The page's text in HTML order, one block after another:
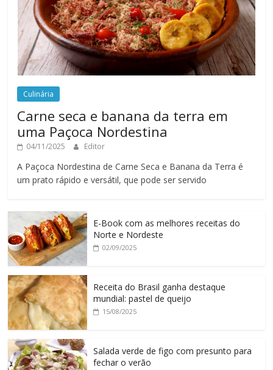
Culinária
Carne seca e banana da terra em
uma Paçoca Nordestina
04/11/2025 Editor
A Paçoca Nordestina de Carne Seca e Banana da Terra é
um prato rápido e versátil, que pode ser servido
E-Book com as melhores receitas do
Norte e Nordeste
02/09/2025
Receita do Brasil ganha destaque
mundial: pastel de queijo
15/08/2025
Salada verde de figo com presunto para
fechar o verão